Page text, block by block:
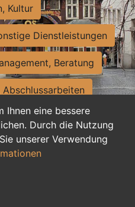
Ihnen eine bessere
Durch die Nutzung
unserer Verwendung
Kultur
Dienstleistungen
Beratung
Sekretariat
Ausbildung